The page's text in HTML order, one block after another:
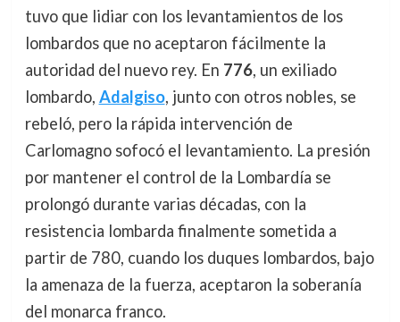
tuvo que lidiar con los levantamientos de los
lombardos que no aceptaron fácilmente la
autoridad del nuevo rey. En 776, un exiliado
lombardo, Adalgiso, junto con otros nobles, se
rebeló, pero la rápida intervención de
Carlomagno sofocó el levantamiento. La presión
por mantener el control de la Lombardía se
prolongó durante varias décadas, con la
resistencia lombarda finalmente sometida a
partir de 780, cuando los duques lombardos, bajo
la amenaza de la fuerza, aceptaron la soberanía
del monarca franco.